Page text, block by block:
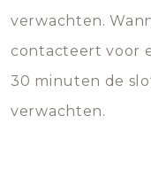
verwachten.
contacteert voor
30 minuten de
verwachten.